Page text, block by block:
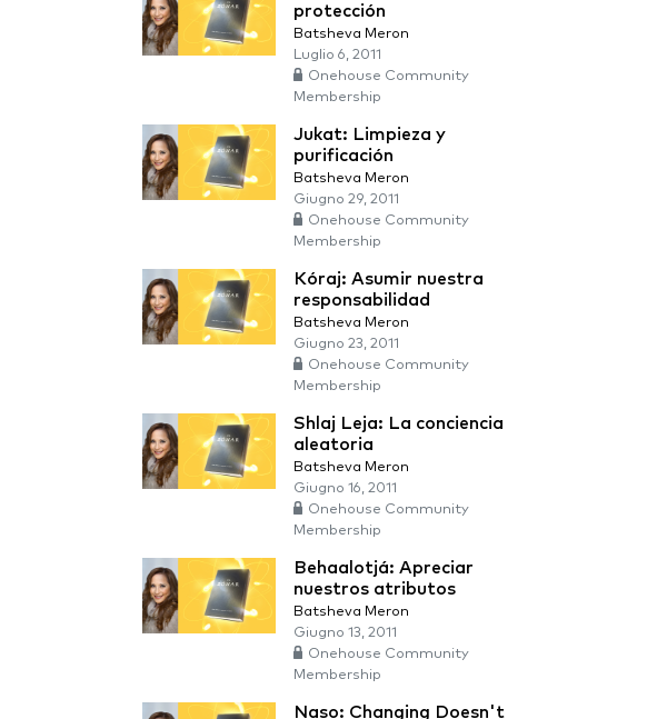
protección
Batsheva Meron
Luglio 6, 2011
Onehouse Community
Membership
Jukat: Limpieza y
purificación
Batsheva Meron
Giugno 29, 2011
Onehouse Community
Membership
Kóraj: Asumir nuestra
responsabilidad
Batsheva Meron
Giugno 23, 2011
Onehouse Community
Membership
Shlaj Leja: La conciencia
aleatoria
Batsheva Meron
Giugno 16, 2011
Onehouse Community
Membership
Behaalotjá: Apreciar
nuestros atributos
Batsheva Meron
Giugno 13, 2011
Onehouse Community
Membership
Naso: Changing Doesn't